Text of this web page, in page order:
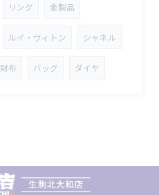
リング 金製品
ルイ・ヴィトン シャネル
財布 バッグ ダイヤ